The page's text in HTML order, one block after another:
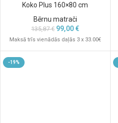
Koko Plus 160×80 cm
Bērnu matrači
135,87€ 99,00€
Maksā trīs vienādās daļās 3 x 33.00€
-19%